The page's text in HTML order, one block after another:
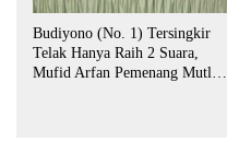
Budiyono (No. 1) Tersingkir
Telak Hanya Raih 2 Suara,
Mufid Arfan Pemenang Mutlak